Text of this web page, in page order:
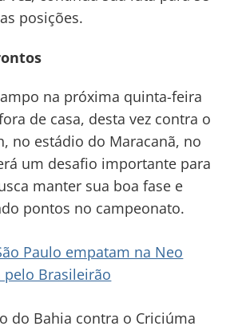
posições.
na próxima quinta-feira
de casa, desta vez contra o
no estádio do Maracanã, no
um desafio importante para
manter sua boa fase e
pontos no campeonato.
Paulo empatam na Neo
pelo Brasileirão
do Bahia contra o Criciúma